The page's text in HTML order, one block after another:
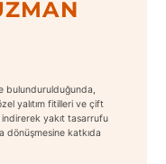
bulundurulduğunda,
yalıtım fitilleri ve çift
indirerek yakıt tasarrufu
dönüşmesine katkıda